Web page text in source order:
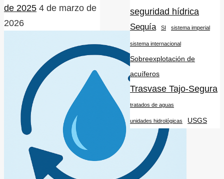
de 2025 4 de marzo de
2026
seguridad hídrica
Sequía SI sistema imperial
sistema internacional
Sobreexplotación de
acuíferos
Trasvase Tajo-Segura
tratados de aguas
unidades hidrológicas USGS